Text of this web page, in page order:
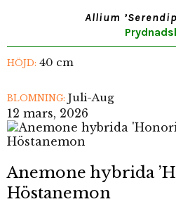
Allium
HÖJD: 40 cm
BLOMNING: Juli-Aug
12 mars, 2026
Anemone hybrida
Höstanemon